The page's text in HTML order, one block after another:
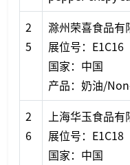
2
5
滁州荣喜食品有
展位号：E1C16
国家：中国
产品：奶油/
2
6
上海华玉食品有
展位号：E1C18
国家：中国